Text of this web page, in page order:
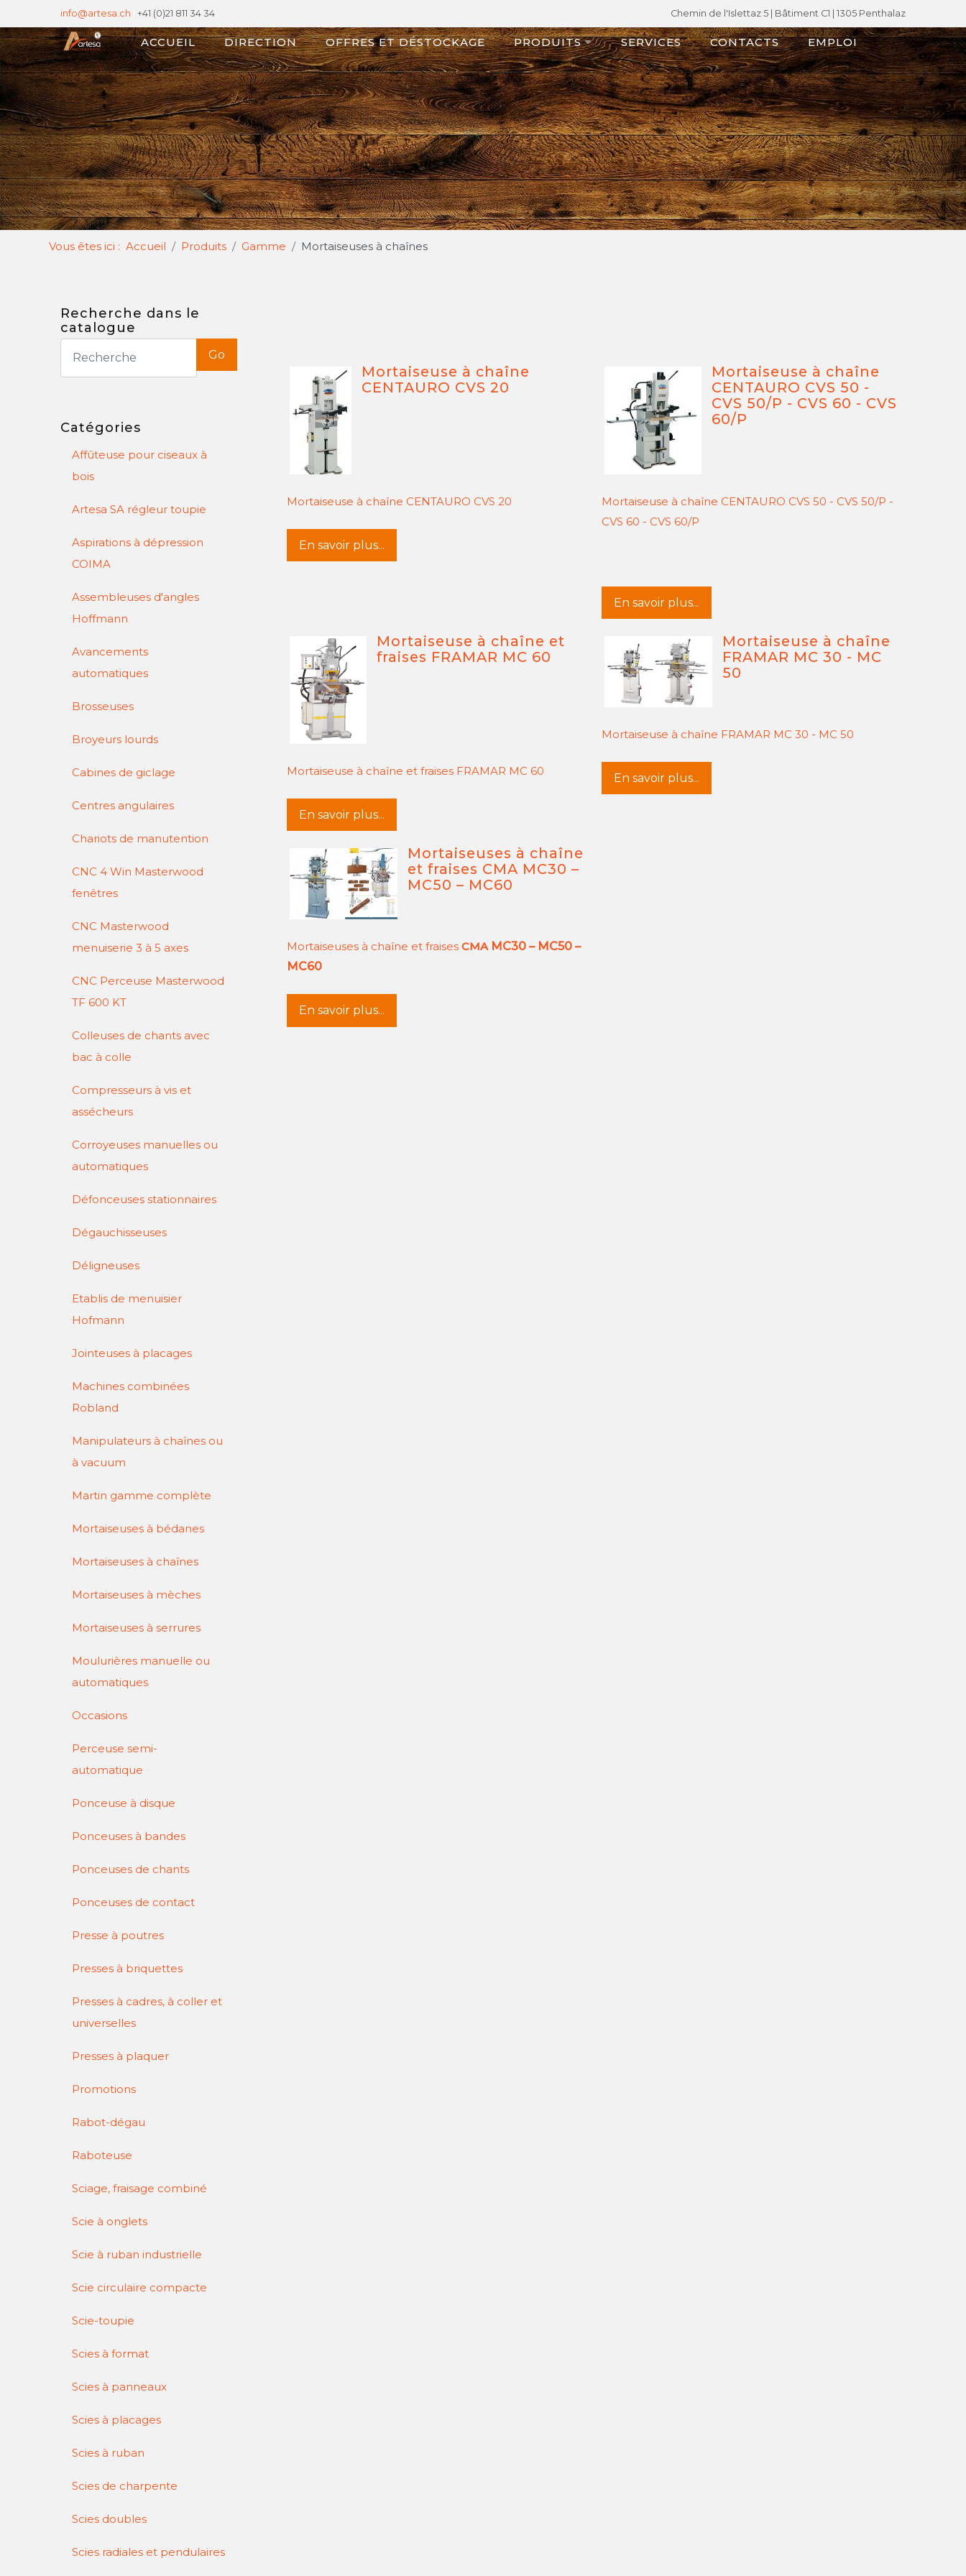
info@artesa.ch +41 (0)21 811 34 34 Chemin de l'Islettaz 5 | Bâtiment C1 | 1305 Penthalaz
ACCUEIL DIRECTION OFFRES ET DÉSTOCKAGE PRODUITS SERVICES CONTACTS EMPLOI
Vous êtes ici : Accueil Produits Gamme Mortaiseuses à chaînes
Recherche dans le
catalogue
Go
Catégories
Affûteuse pour ciseaux à
bois
Artesa SA régleur toupie
Aspirations à dépression
COIMA
Assembleuses d'angles
Hoffmann
Avancements
automatiques
Brosseuses
Broyeurs lourds
Cabines de giclage
Centres angulaires
Chariots de manutention
CNC 4 Win Masterwood
fenêtres
CNC Masterwood
menuiserie 3 à 5 axes
CNC Perceuse Masterwood
TF 600 KT
Colleuses de chants avec
bac à colle
Compresseurs à vis et
assécheurs
Corroyeuses manuelles ou
automatiques
Défonceuses stationnaires
Dégauchisseuses
Déligneuses
Etablis de menuisier
Hofmann
Jointeuses à placages
Machines combinées
Robland
Manipulateurs à chaînes ou
à vacuum
Martin gamme complète
Mortaiseuses à bédanes
Mortaiseuses à chaînes
Mortaiseuses à mèches
Mortaiseuses à serrures
Moulurières manuelle ou
automatiques
Occasions
Perceuse semi-
automatique
Ponceuse à disque
Ponceuses à bandes
Ponceuses de chants
Ponceuses de contact
Presse à poutres
Presses à briquettes
Presses à cadres, à coller et
universelles
Presses à plaquer
Promotions
Rabot-dégau
Raboteuse
Sciage, fraisage combiné
Scie à onglets
Scie à ruban industrielle
Scie circulaire compacte
Scie-toupie
Scies à format
Scies à panneaux
Scies à placages
Scies à ruban
Scies de charpente
Scies doubles
Scies radiales et pendulaires
Mortaiseuse à chaîne
CENTAURO CVS 20
Mortaiseuse à chaîne CENTAURO CVS 20
En savoir plus...
Mortaiseuse à chaîne
CENTAURO CVS 50 -
CVS 50/P - CVS 60 - CVS
60/P
Mortaiseuse à chaîne CENTAURO CVS 50 - CVS 50/P -
CVS 60 - CVS 60/P
En savoir plus...
Mortaiseuse à chaîne et
fraises FRAMAR MC 60
Mortaiseuse à chaîne et fraises FRAMAR MC 60
En savoir plus...
Mortaiseuse à chaîne
FRAMAR MC 30 - MC
50
Mortaiseuse à chaîne FRAMAR MC 30 - MC 50
En savoir plus...
Mortaiseuses à chaîne
et fraises CMA MC30 –
MC50 – MC60
Mortaiseuses à chaîne et fraises CMA MC30 – MC50 –
MC60
En savoir plus...